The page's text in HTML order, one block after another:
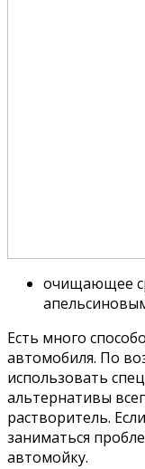
очищающее
Есть много
автомобиля. По
использовать
альтернативы
растворитель.
заниматься
автомойку.